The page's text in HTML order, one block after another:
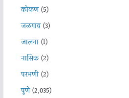
कोकण(5)
जळगाव(3)
जालना(1)
नासिक(2)
परभणी(2)
पुणे(2,035)